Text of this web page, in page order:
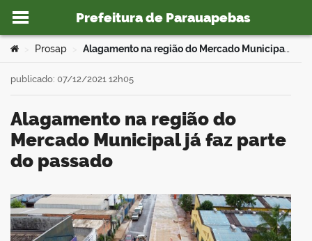
Ir para o conteúdo
Prefeitura de Parauapebas
portal
Você está aqui:
Prosap Alagamento na região do Mercado Municipal já faz parte do passado
Alagamento na região do
Mercado Municipal já faz parte
do passado
publicado: 07/12/2021 12h05